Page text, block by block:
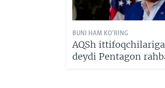
BUNI HAM KO'RING
AQSh
deydi Pentagon